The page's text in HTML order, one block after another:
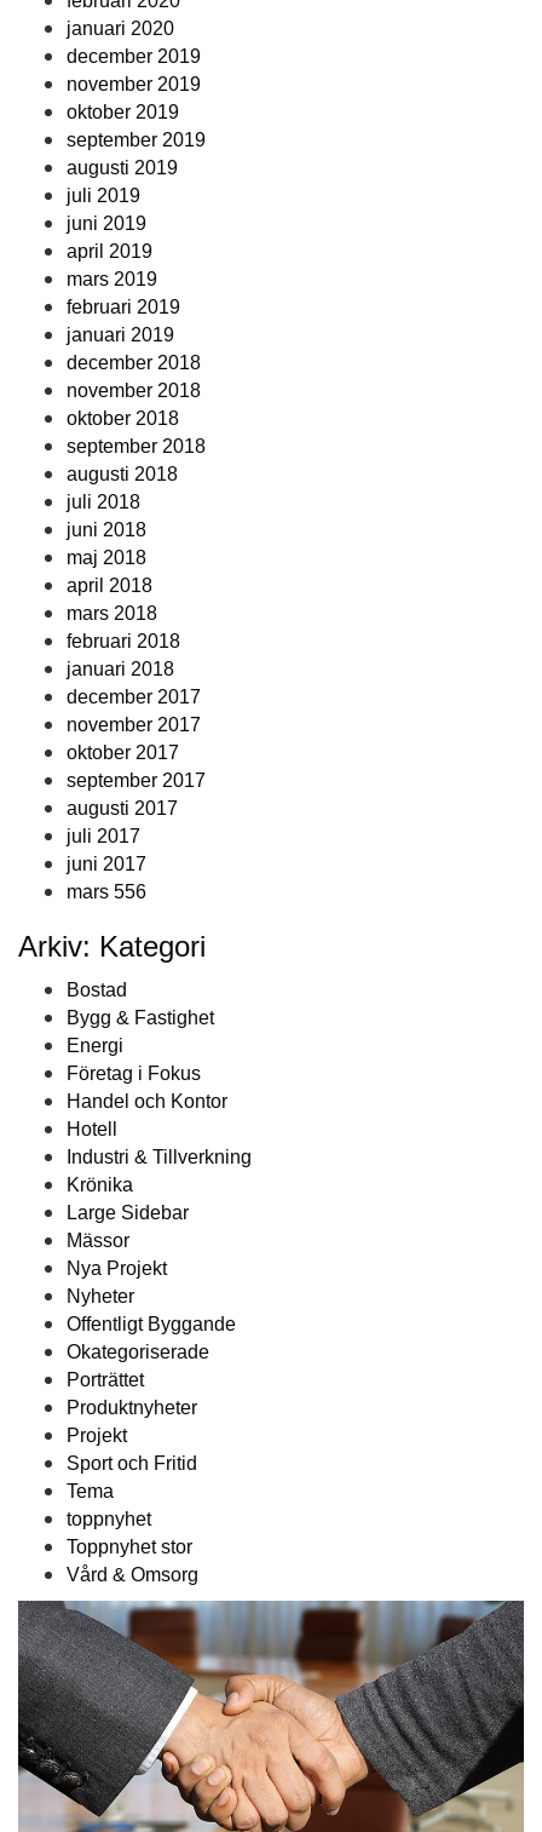
januari 2020
december 2019
november 2019
oktober 2019
september 2019
augusti 2019
juli 2019
juni 2019
april 2019
mars 2019
februari 2019
januari 2019
december 2018
november 2018
oktober 2018
september 2018
augusti 2018
juli 2018
juni 2018
maj 2018
april 2018
mars 2018
februari 2018
januari 2018
december 2017
november 2017
oktober 2017
september 2017
augusti 2017
juli 2017
juni 2017
mars 556
Arkiv: Kategori
Bostad
Bygg & Fastighet
Energi
Företag i Fokus
Handel och Kontor
Hotell
Industri & Tillverkning
Krönika
Large Sidebar
Mässor
Nya Projekt
Nyheter
Offentligt Byggande
Okategoriserade
Porträttet
Produktnyheter
Projekt
Sport och Fritid
Tema
toppnyhet
Toppnyhet stor
Vård & Omsorg